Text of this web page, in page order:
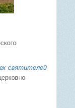
святителей